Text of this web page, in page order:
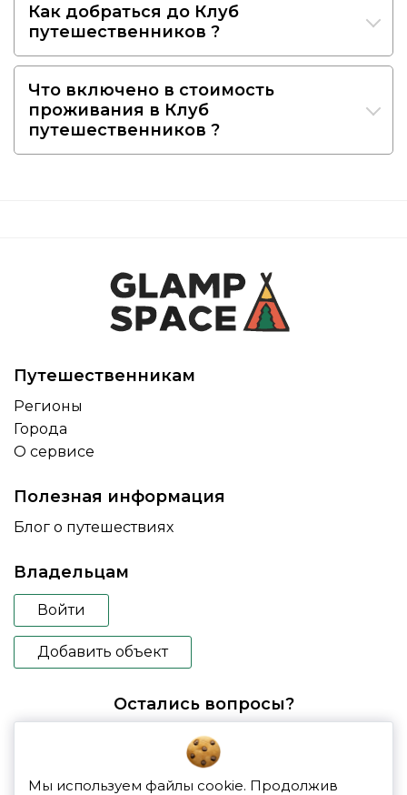
Как добраться до Клуб
путешественников ?
Что включено в стоимость
проживания в Клуб
путешественников ?
Путешественникам
Регионы
Города
О сервисе
Полезная информация
Блог о путешествиях
Владельцам
Войти
Добавить объект
Остались вопросы?
booking@glampspace.ru
Мы используем файлы cookie. Продолжив